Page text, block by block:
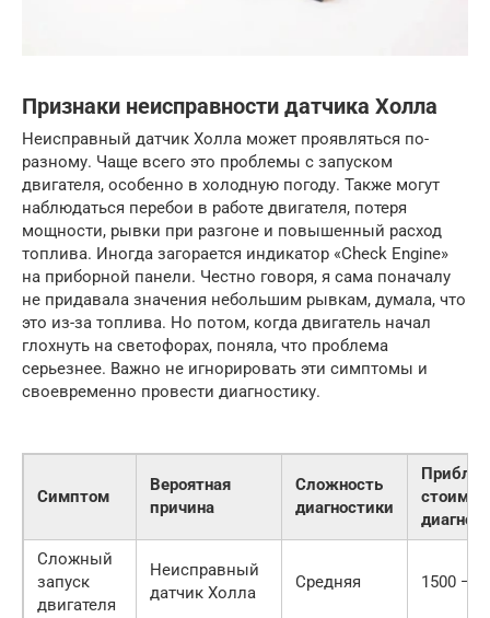
Признаки неисправности датчика Холла
Неисправный датчик Холла может проявляться по-
разному. Чаще всего это проблемы с запуском
двигателя, особенно в холодную погоду. Также могут
наблюдаться перебои в работе двигателя, потеря
мощности, рывки при разгоне и повышенный расход
топлива. Иногда загорается индикатор «Check Engine»
на приборной панели. Честно говоря, я сама поначалу
не придавала значения небольшим рывкам, думала, что
это из-за топлива. Но потом, когда двигатель начал
глохнуть на светофорах, поняла, что проблема
серьезнее. Важно не игнорировать эти симптомы и
своевременно провести диагностику.
Симптом
Вероятная
причина
Сложность
диагностики
Сложный
запуск
двигателя
Неисправный
датчик Холла
Средняя 1500 —